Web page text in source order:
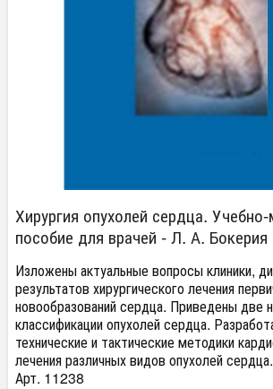
Хирургия опухолей сердца.
пособие для врачей - Л. А. Бокерия
Изложены актуальные вопросы клиники,
результатов хирургического лечения
новообразований сердца. Приведены две
классификации опухолей сердца.
технические и тактические методики
лечения различных видов опухолей сердца.
Арт. 11238